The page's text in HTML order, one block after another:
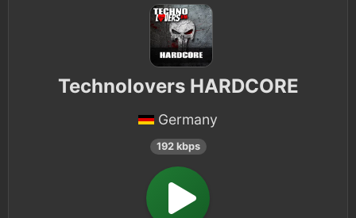
Technolovers HARDCORE
Germany
192 kbps